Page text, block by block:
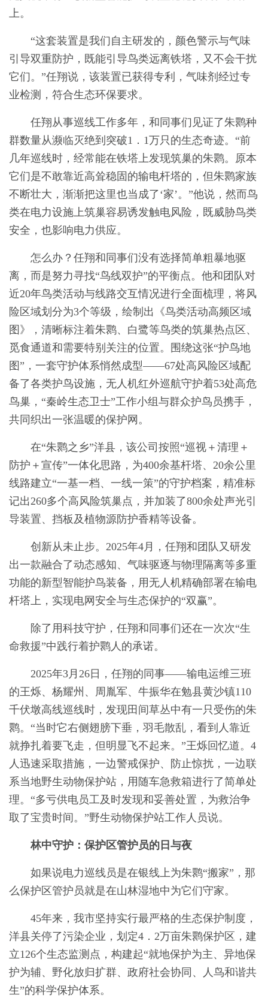
上。
“这套装置是我们自主研发的，颜色警示与气味
引导双重防护，既能引导鸟类远离铁塔，又不会干扰
它们。”任翔说，该装置已获得专利，气味剂经过专
业检测，符合生态环保要求。
任翔从事巡线工作多年，和同事们见证了朱鹮种
群数量从濒临灭绝到突破1．1万只的生态奇迹。“前
几年巡线时，经常能在铁塔上发现筑巢的朱鹮。原本
它们是不敢靠近高耸稳固的输电杆塔的，但朱鹮家族
不断壮大，渐渐把这里也当成了‘家’。”他说，然而鸟
类在电力设施上筑巢容易诱发触电风险，既威胁鸟类
安全，也影响电力供应。
怎么办？任翔和同事们没有选择简单粗暴地驱
离，而是努力寻找“鸟线双护”的平衡点。他和团队对
近20年鸟类活动与线路交互情况进行全面梳理，将风
险区域划分为3个等级，绘制出《鸟类活动高频区域
图》，清晰标注着朱鹮、白鹭等鸟类的筑巢热点区、
觅食通道和需要特别关注的位置。围绕这张“护鸟地
图”，一套守护体系悄然成型——67处高风险区域配
备了各类护鸟设施，无人机红外巡航守护着53处高危
鸟巢，“秦岭生态卫士”工作小组与群众护鸟员携手，
共同织出一张温暖的保护网。
在“朱鹮之乡”洋县，该公司按照“巡视＋清理＋
防护＋宣传”一体化思路，为400余基杆塔、20余公里
线路建立“一基一档、一线一策”的守护档案，精准标
记出260多个高风险筑巢点，并加装了800余处声光引
导装置、挡板及植物源防护香精等设备。
创新从未止步。2025年4月，任翔和团队又研发
出一款融合了动态感知、气味驱逐与物理隔离等多重
功能的新型智能护鸟装备，用无人机精确部署在输电
杆塔上，实现电网安全与生态保护的“双赢”。
除了用科技守护，任翔和同事们还在一次次“生
命救援”中践行着护鹮人的承诺。
2025年3月26日，任翔的同事——输电运维三班
的王烁、杨耀州、周胤军、牛振华在勉县黄沙镇110
千伏墩高线巡线时，发现田间草丛中有一只受伤的朱
鹮。“当时它右侧翅膀下垂，羽毛散乱，看到人靠近
就挣扎着要飞走，但明显飞不起来。”王烁回忆道。4
人迅速采取措施，一边警戒保护、防止惊扰，一边联
系当地野生动物保护站，用随车急救箱进行了简单处
理。“多亏供电员工及时发现和妥善处置，为救治争
取了宝贵时间。”野生动物保护站工作人员说。
林中守护：保护区管护员的日与夜
如果说电力巡线员是在银线上为朱鹮“搬家”，那
么保护区管护员就是在山林湿地中为它们守家。
45年来，我市坚持实行最严格的生态保护制度，
洋县关停了污染企业，划定4．2万亩朱鹮保护区，建
立126个生态监测点，构建起“就地保护为主、异地保
护为辅、野化放归扩群、政府社会协同、人鸟和谐共
生”的科学保护体系。